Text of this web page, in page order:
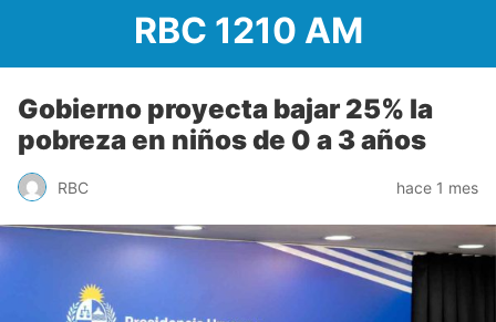
RBC 1210 AM
Gobierno proyecta bajar 25% la
pobreza en niños de 0 a 3 años
RBC hace 1 mes